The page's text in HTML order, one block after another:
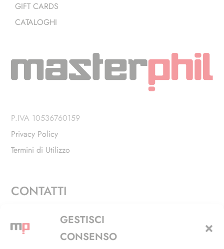
GESTISCI
CONSENSO
GIFT CARDS
CATALOGHI
P.IVA 10536760159
Privacy Policy
Termini di Utilizzo
CONTATTI
Via Alfieri, 27 - Trezzano Sul Naviglio (MI)
+39 02 4846 3155